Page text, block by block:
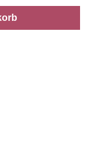
Wert ein